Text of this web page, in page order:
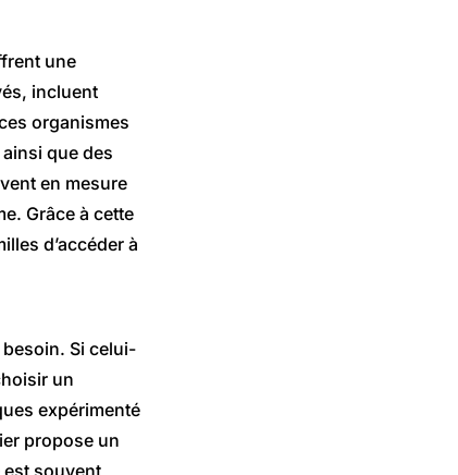
une
incluent
organismes
que des
en mesure
Grâce à cette
d’accéder à
Si celui-
un
expérimenté
propose un